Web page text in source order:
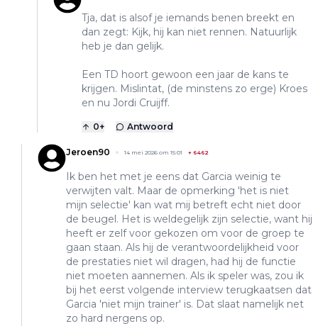
Tja, dat is alsof je iemands benen breekt en
dan zegt: Kijk, hij kan niet rennen. Natuurlijk
heb je dan gelijk.
Een TD hoort gewoon een jaar de kans te
krijgen. Mislintat, (de minstens zo erge) Kroes
en nu Jordi Cruijff.
0+ Antwoord
Jeroen90 14 mei 2026 om 15:01 + 6462
Ik ben het met je eens dat Garcia weinig te
verwijten valt. Maar de opmerking 'het is niet
mijn selectie' kan wat mij betreft echt niet door
de beugel. Het is weldegelijk zijn selectie, want hij
heeft er zelf voor gekozen om voor de groep te
gaan staan. Als hij de verantwoordelijkheid voor
de prestaties niet wil dragen, had hij de functie
niet moeten aannemen. Als ik speler was, zou ik
bij het eerst volgende interview terugkaatsen dat
Garcia 'niet mijn trainer' is. Dat slaat namelijk net
zo hard nergens op.